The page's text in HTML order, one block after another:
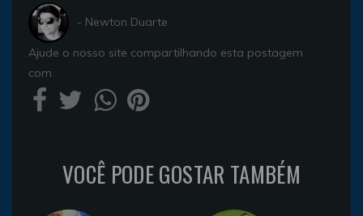
- Newton Duarte
Ajude o nosso site compartilhando esta postagem
com
VOCÊ PODE GOSTAR TAMBÉM